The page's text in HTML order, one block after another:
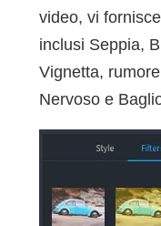
video, vi
inclusi Seppia,
Vignetta,
Nervoso e